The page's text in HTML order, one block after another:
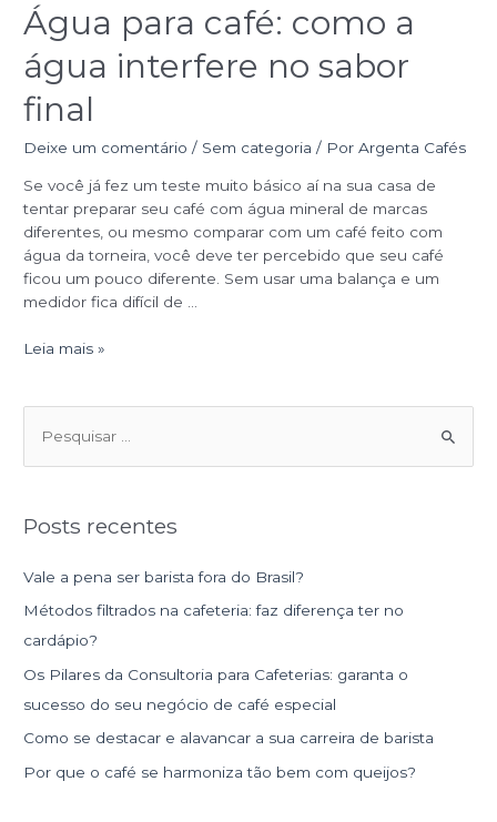
Água para café: como a
água interfere no sabor
final
Deixe um comentário / Sem categoria / PorArgenta Cafés
Se você já fez um teste muito básico aí na sua casa de
tentar preparar seu café com água mineral de marcas
diferentes, ou mesmo comparar com um café feito com
água da torneira, você deve ter percebido que seu café
ficou um pouco diferente. Sem usar uma balança e um
medidor fica difícil de …
Leia mais »
e
q
s
a
r
p
o
r
Posts recentes
Vale a pena ser barista fora do Brasil?
Métodos filtrados na cafeteria: faz diferença ter no
cardápio?
Os Pilares da Consultoria para Cafeterias: garanta o
sucesso do seu negócio de café especial
Como se destacar e alavancar a sua carreira de barista
Por que o café se harmoniza tão bem com queijos?